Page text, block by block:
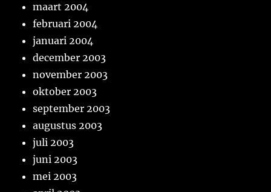
maart 2004
februari 2004
januari 2004
december 2003
november 2003
oktober 2003
september 2003
augustus 2003
juli 2003
juni 2003
mei 2003